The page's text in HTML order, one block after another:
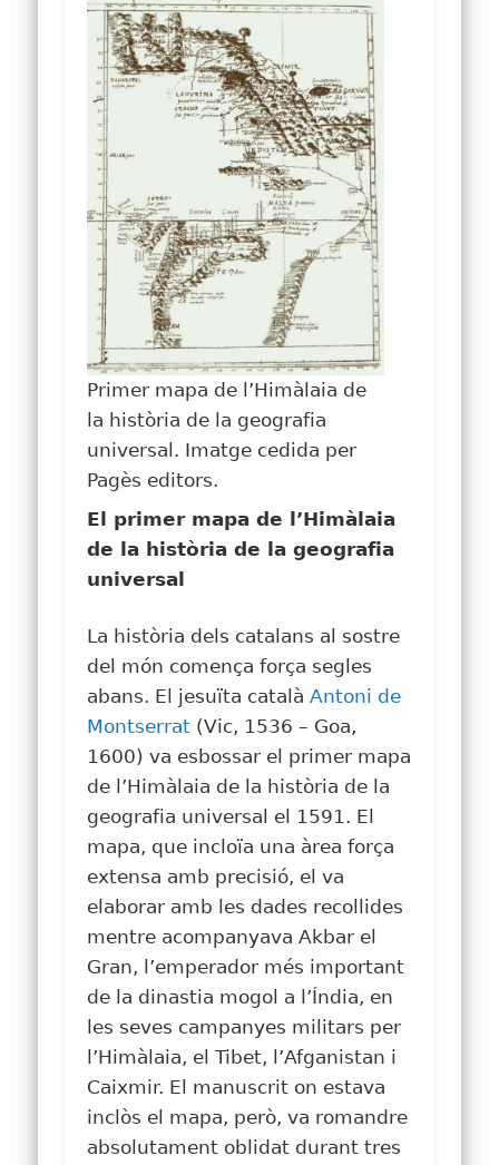
Primer mapa de l’Himàlaia de
la història de la geografia
universal. Imatge cedida per
Pagès editors.
El primer mapa de l’Himàlaia
de la història de la geografia
universal
La història dels catalans al sostre
del món comença força segles
abans. El jesuïta catalàAntoni de
Montserrat (Vic, 1536 – Goa,
1600) va esbossar el primer mapa
de l’Himàlaia de la història de la
geografia universal el 1591. El
mapa, que incloïa una àrea força
extensa amb precisió, el va
elaborar amb les dades recollides
mentre acompanyava Akbar el
Gran, l’emperador més important
de la dinastia mogol a l’Índia, en
les seves campanyes militars per
l’Himàlaia, el Tibet, l’Afganistan i
Caixmir. El manuscrit on estava
inclòs el mapa, però, va romandre
absolutament oblidat durant tres